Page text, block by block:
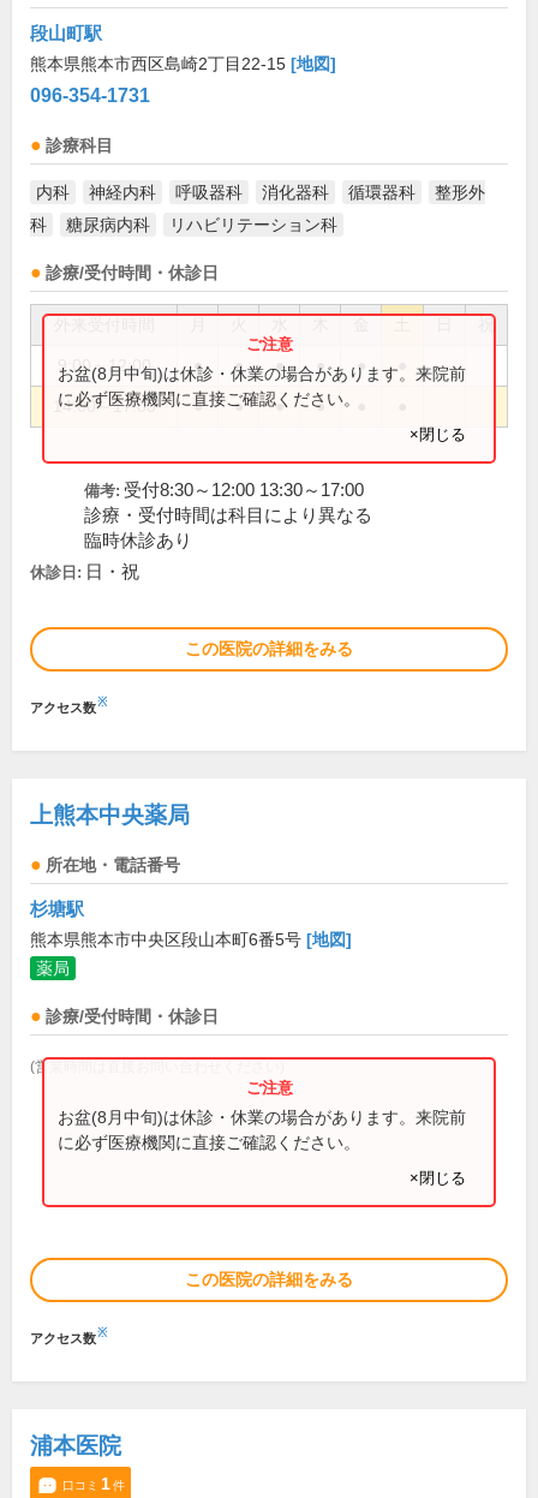
段山町駅
熊本県熊本市西区島崎2丁目22-15 [地図]
096-354-1731
診療科目
内科 神経内科 呼吸器科 消化器科 循環器科
整形外
科
糖尿病内科 リハビリテーション科
診療/受付時間・休診日
祝
9:00～12:00 ● ● ● ● ●
14:00～17:00 ● ● ● ●
お盆(8月中旬)は休診・休業の場合があります。来院前
に必ず医療機関に直接ご確認ください。
×閉じる
備考: 受付8:30～12:00 13:30～17:00
診療・受付時間は科目により異なる
臨時休診あり
休診日: 日・祝
この医院の詳細をみる
アクセス数※
上熊本中央薬局
所在地・電話番号
杉塘駅
熊本県熊本市中央区段山本町6番5号 [地図]
薬局
診療/受付時間・休診日
(営業時間は直接お問い合わせください)
お盆(8月中旬)は休診・休業の場合があります。来院前
に必ず医療機関に直接ご確認ください。
×閉じる
この医院の詳細をみる
アクセス数※
浦本医院
口コミ 1件